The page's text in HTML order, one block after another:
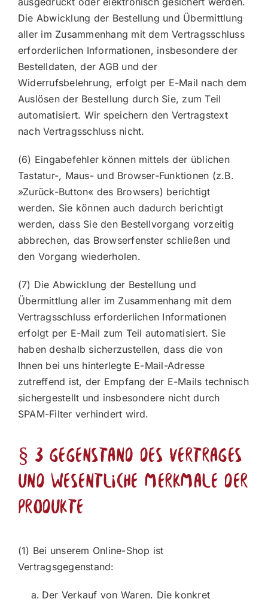
Die Abwicklung der Bestellung und Übermittlung
aller im Zusammenhang mit dem Vertragsschluss
erforderlichen Informationen, insbesondere der
Bestelldaten, der AGB und der
Widerrufsbelehrung, erfolgt per E-Mail nach dem
Auslösen der Bestellung durch Sie, zum Teil
automatisiert. Wir speichern den Vertragstext
nach Vertragsschluss nicht.
(6) Eingabefehler können mittels der üblichen
Tastatur-, Maus- und Browser-Funktionen (z.B.
»Zurück-Button« des Browsers) berichtigt
werden. Sie können auch dadurch berichtigt
werden, dass Sie den Bestellvorgang vorzeitig
abbrechen, das Browserfenster schließen und
den Vorgang wiederholen.
(7) Die Abwicklung der Bestellung und
Übermittlung aller im Zusammenhang mit dem
Vertragsschluss erforderlichen Informationen
erfolgt per E-Mail zum Teil automatisiert. Sie
haben deshalb sicherzustellen, dass die von
Ihnen bei uns hinterlegte E-Mail-Adresse
zutreffend ist, der Empfang der E-Mails technisch
sichergestellt und insbesondere nicht durch
SPAM-Filter verhindert wird.
§ 3 Gegenstand des Vertrages
und wesentliche Merkmale der
Produkte
(1) Bei unserem Online-Shop ist
Vertragsgegenstand:
Der Verkauf von Waren. Die konkret